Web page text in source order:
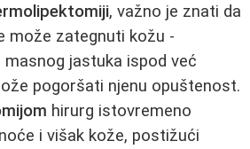
, važno je znati da
može zategnuti kožu -
masnog jastuka ispod već
pogoršati njenu opuštenost.
hirurg istovremeno
i višak kože, postižući